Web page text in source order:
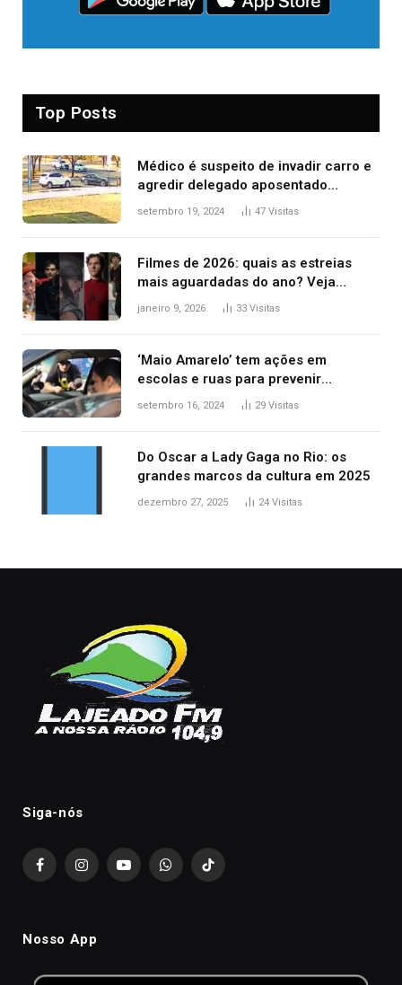
Top Posts
Médico é suspeito de invadir carro e
agredir delegado aposentado
durante confusão no trânsito
setembro 19, 2024 47 Visitas
Filmes de 2026: quais as estreias
mais aguardadas do ano? Veja
principais lançamentos do cinema
janeiro 9, 2026 33 Visitas
‘Maio Amarelo’ tem ações em
escolas e ruas para prevenir
acidentes no trânsito no AP
setembro 16, 2024 29 Visitas
Do Oscar a Lady Gaga no Rio: os
grandes marcos da cultura em 2025
dezembro 27, 2025 24 Visitas
Siga-nós
FacebookInstagramYouTubeWhatsAppTikTok
Nosso App